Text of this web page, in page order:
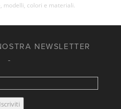
modelli, colori e materiali.
NEWSLETTER
Iscriviti